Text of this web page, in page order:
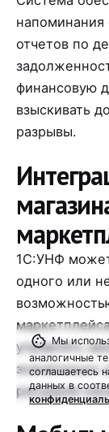
напоминания
отчетов по
финансовую
взыскивать
разрывы.
1С:УНФ может
одного или
управлять
значительно
расширяя
Мы
аналогичные
соглашаетесь
данных в